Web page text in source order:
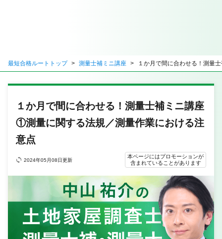
最短合格ルートトップ 測量士補ミニ講座 １か月で間に合わせる！測量
１か月で間に合わせる！測量士補ミニ講座
①測量に関する法規／測量作業における注
意点
2024年05月08日更新
本ページにはプロモーションが
含まれていることがあります